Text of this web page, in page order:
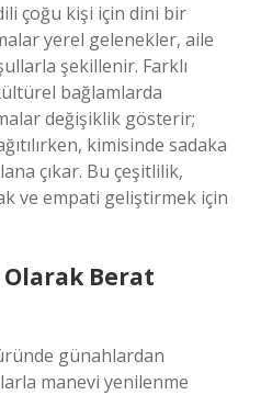
çoğu kişi için dini bir
yerel gelenekler, aile
şekillenir. Farklı
bağlamlarda
değişiklik gösterir;
kimisinde sadaka
çıkar. Bu çeşitlilik,
ve empati geliştirmek için
Berat
günahlardan
manevi yenilenme